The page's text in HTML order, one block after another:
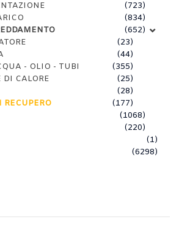
(723)
(834)
(652)
(23)
(44)
- OLIO - TUBI
(355)
DI CALORE
(25)
(28)
RECUPERO
(177)
(1068)
(220)
(1)
(6298)